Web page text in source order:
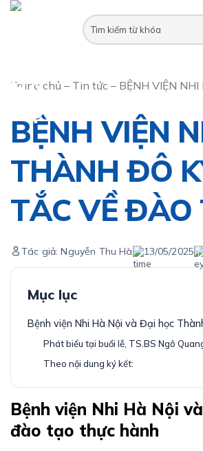
Skip
Trang chủ – Tin tức – BỆNH VIỆN
BỆNH VIỆN
THÀNH ĐÔ
TẮC VỀ ĐÀO
Tác giả: Nguyễn Thu Hà 13/05/2025
Mục lục
Bệnh viện Nhi Hà Nội và Đại học
Phát biểu tại buổi lễ, TS.BS Ngô
Theo nội dung ký kết:
Bệnh viện Nhi Hà Nội
đào tạo thực hành